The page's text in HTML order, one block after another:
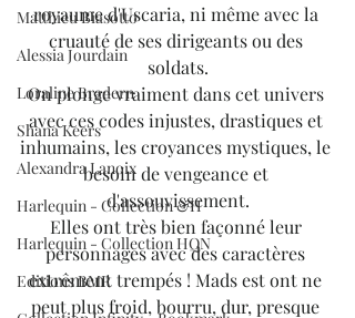
Matthieu Biasotto
Alessia Jourdain
Loraline Bradern
Shana Keers
Alexandra Lanoix
Harlequin - Collection &H
Harlequin - Collection HQN
Editions BMR
royaume d'Uscaria, ni même avec la
cruauté de ses dirigeants ou des
soldats.
On plonge vraiment dans cet univers
avec ces codes injustes, drastiques et
inhumains, les croyances mystiques, le
besoin de vengeance et
d'assouvissement.
Elles ont très bien façonné leur
personnages avec des caractères
extrêment trempés ! Mads est ont ne
peut plus froid, bourru, dur, presque